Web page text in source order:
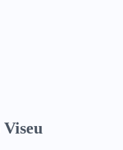
Viseu